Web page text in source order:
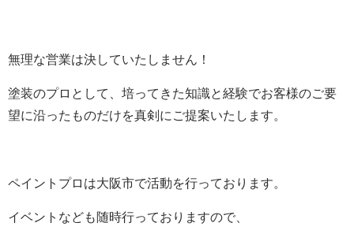
無理な営業は決していたしません！
塗装のプロとして、培ってきた知識と経験でお客様のご要
望に沿ったものだけを真剣にご提案いたします。
ペイントプロは大阪市で活動を行っております。
イベントなども随時行っておりますので、